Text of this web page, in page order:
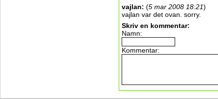
vajlan: (5 mar 2008 18:21)
vajlan var det ovan. sorry.
Skriv en kommentar:
Namn:
Kommentar: